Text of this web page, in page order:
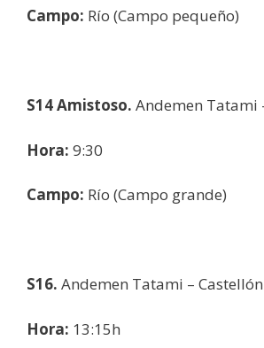
Campo: Río (Campo pequeño)
S14 Amistoso. Andemen Tatami
Hora: 9:30
Campo: Río (Campo grande)
S16. Andemen Tatami – Castellón
Hora: 13:15h